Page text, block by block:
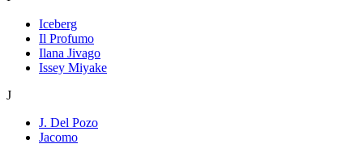
Iceberg
Il Profumo
Ilana Jivago
Issey Miyake
J
J. Del Pozo
Jacomo